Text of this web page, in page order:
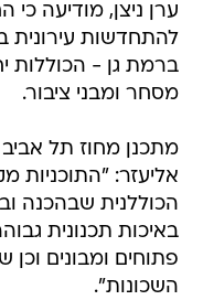
ערן ניצן, מודיעה כי
להתחדשות עירונית
מסחר ומבני ציבור.
מתכנן מחוז תל
אליעזר: "התוכניות
הכוללנית שבהכנה
באיכות תכנונית
פתוחים ומבונים
השכונות".